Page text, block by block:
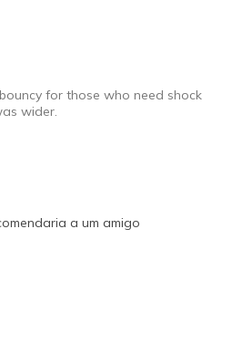
for those who need shock
wider.
a um amigo